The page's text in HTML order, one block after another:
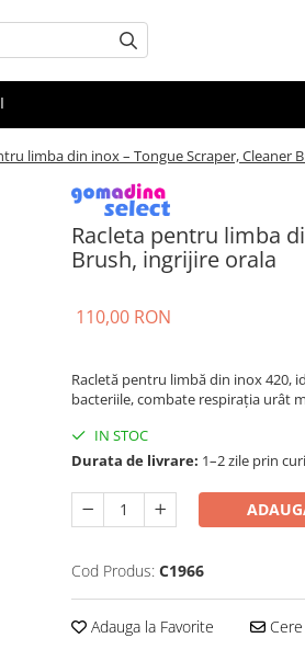
limba din inox – Tongue Scraper, Cleaner
Racleta pentru limba
Brush, ingrijire orala
110,00 RON
Racletă pentru limbă din inox 420,
bacteriile, combate respirația urât
IN STOC
Durata de livrare: 1–2 zile prin
Cod Produs: C1966
Adauga la Favorite